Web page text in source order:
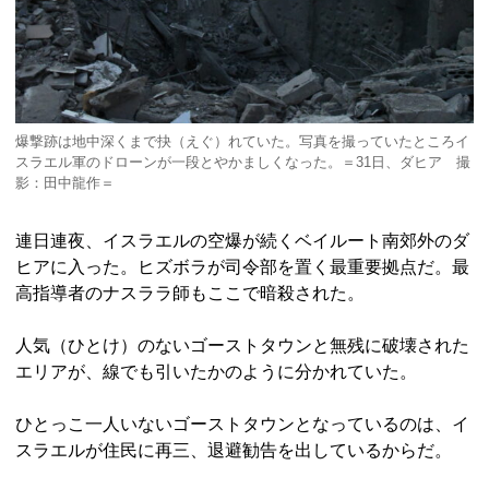
爆撃跡は地中深くまで抉（えぐ）れていた。写真を撮っていたところイ
スラエル軍のドローンが一段とやかましくなった。＝31日、ダヒア 撮
影：田中龍作＝
連日連夜、イスラエルの空爆が続くベイルート南郊外のダ
ヒアに入った。ヒズボラが司令部を置く最重要拠点だ。最
高指導者のナスララ師もここで暗殺された。
人気（ひとけ）のないゴーストタウンと無残に破壊された
エリアが、線でも引いたかのように分かれていた。
ひとっこ一人いないゴーストタウンとなっているのは、イ
スラエルが住民に再三、退避勧告を出しているからだ。